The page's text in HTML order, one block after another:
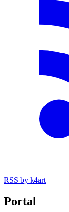
RSS by k4art
Portal